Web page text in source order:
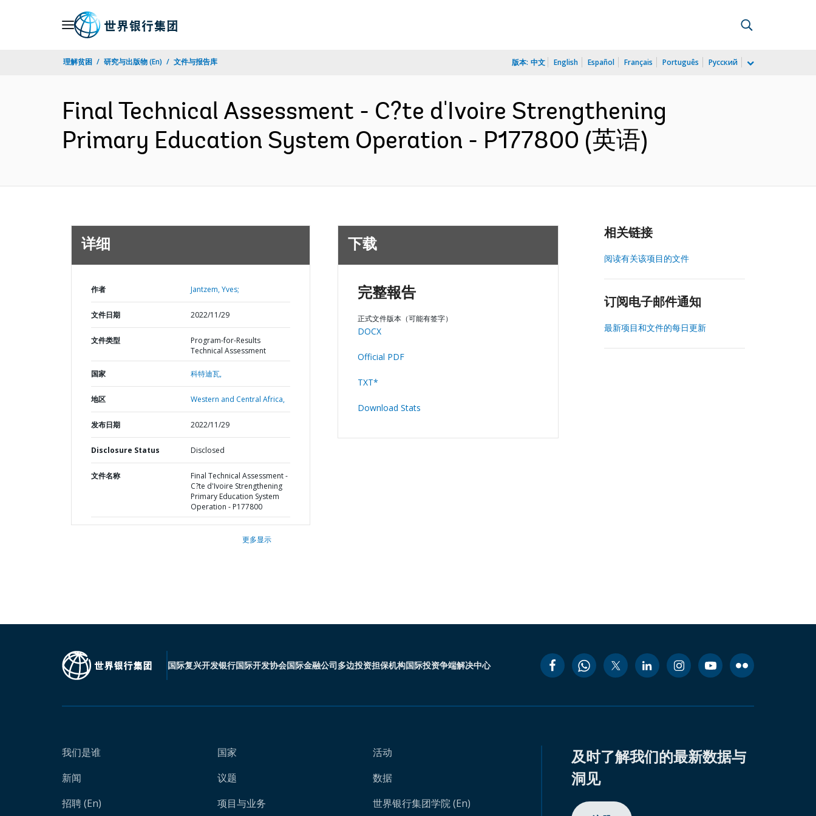
理解贫困 研究与出版物 (En) 文件与报告库 版本: 中文 English Español Français Português Русский
Final Technical Assessment - C?te d'Ivoire Strengthening
Primary Education System Operation - P177800 (英语)
详细
作者 Jantzem, Yves;
文件日期 2022/11/29
文件类型
Program-for-Results
Technical Assessment
国家 科特迪瓦,
地区 Western and Central Africa,
发布日期 2022/11/29
Disclosure Status Disclosed
文件名称
Final Technical Assessment -
C?te d'Ivoire Strengthening
Primary Education System
Operation - P177800
更多显示
下载
完整報告
正式文件版本（可能有签字）
DOCX
Official PDF
TXT*
Download Stats
相关链接
阅读有关该项目的文件
订阅电子邮件通知
最新项目和文件的每日更新
国际复兴开发银行国际开发协会国际金融公司多边投资担保机构国际投资争端解决中心
我们是谁
新闻
招聘 (En)
国家
议题
项目与业务
活动
数据
世界银行集团学院 (En)
及时了解我们的最新数据与
洞见